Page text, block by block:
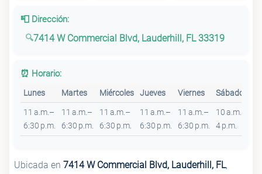
📮 Dirección:
7414 W Commercial Blvd, Lauderhill, FL 33319
⏰ Horario:
Lunes Martes Miércoles Jueves Viernes Sábado
11 a.m.–
6:30 p.m.
11 a.m.–
6:30 p.m.
11 a.m.–
6:30 p.m.
11 a.m.–
6:30 p.m.
11 a.m.–
6:30 p.m.
10 a.m.–
4 p.m.
Ubicada en 7414 W Commercial Blvd, Lauderhill, FL,